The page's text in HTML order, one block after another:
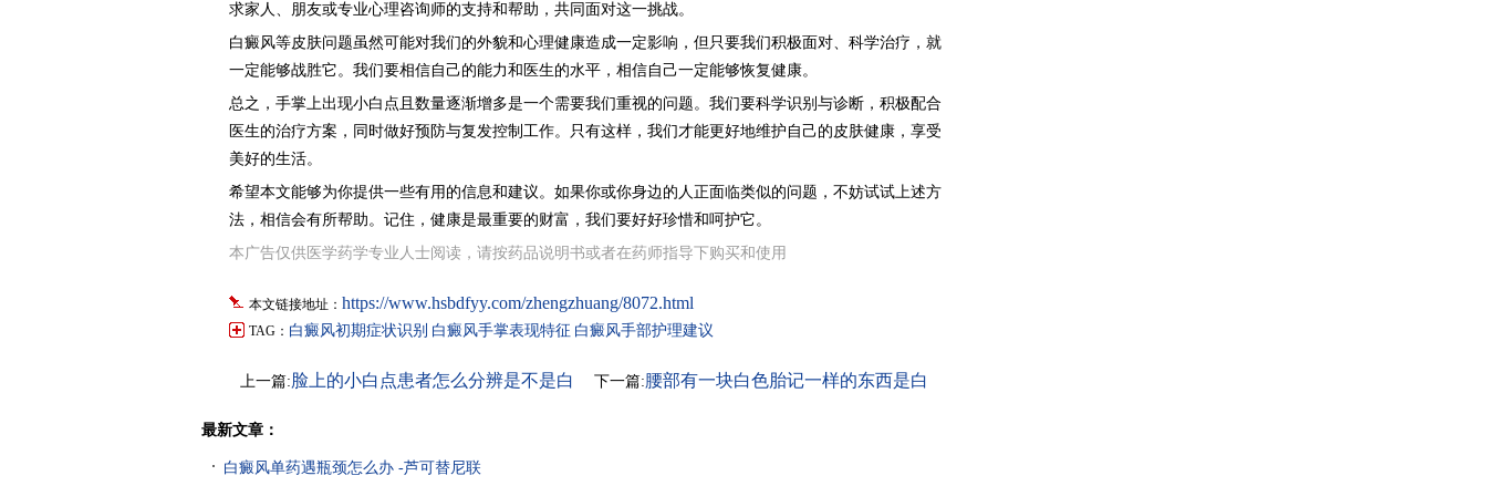
求家人、朋友或专业心理咨询师的支持和帮助，共同面对这一挑战。
白癜风等皮肤问题虽然可能对我们的外貌和心理健康造成一定影响，但只要我们积极面对、科学治疗，就
一定能够战胜它。我们要相信自己的能力和医生的水平，相信自己一定能够恢复健康。
总之，手掌上出现小白点且数量逐渐增多是一个需要我们重视的问题。我们要科学识别与诊断，积极配合
医生的治疗方案，同时做好预防与复发控制工作。只有这样，我们才能更好地维护自己的皮肤健康，享受
美好的生活。
希望本文能够为你提供一些有用的信息和建议。如果你或你身边的人正面临类似的问题，不妨试试上述方
法，相信会有所帮助。记住，健康是最重要的财富，我们要好好珍惜和呵护它。
本广告仅供医学药学专业人士阅读，请按药品说明书或者在药师指导下购买和使用
本文链接地址： https://www.hsbdfyy.com/zhengzhuang/8072.html
TAG： 白癜风初期症状识别 白癜风手掌表现特征 白癜风手部护理建议
上一篇:脸上的小白点患者怎么分辨是不是白
下一篇:腰部有一块白色胎记一样的东西是白
最新文章：
白癜风单药遇瓶颈怎么办 -芦可替尼联